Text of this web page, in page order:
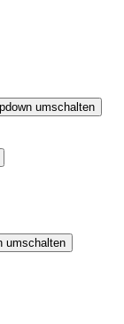
umschalten
umschalten